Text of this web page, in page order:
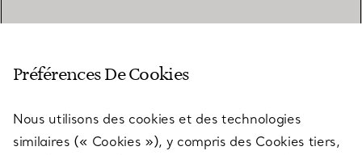
SERVICES
Préférences De Cookies
Nous utilisons des cookies et des technologies
similaires (« Cookies »), y compris des Cookies tiers,